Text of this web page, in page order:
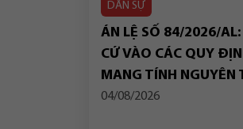
DÂN SỰ
ÁN LỆ SỐ 84/2026/AL:
CỨ VÀO CÁC QUY
MANG TÍNH NGUYÊN
CỦA PHÁP LUẬT VỀ
04/08/2026